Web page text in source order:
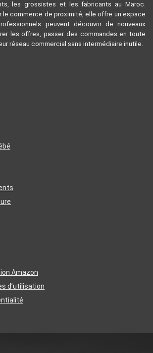
les grossistes et les fabricants au Maroc.
le commerce de proximité, elle offre un espace
peuvent découvrir de nouveaux
les offres, passer des commandes en toute
réseau commercial sans intermédiaire inutile.
Amazon
d’utilisation